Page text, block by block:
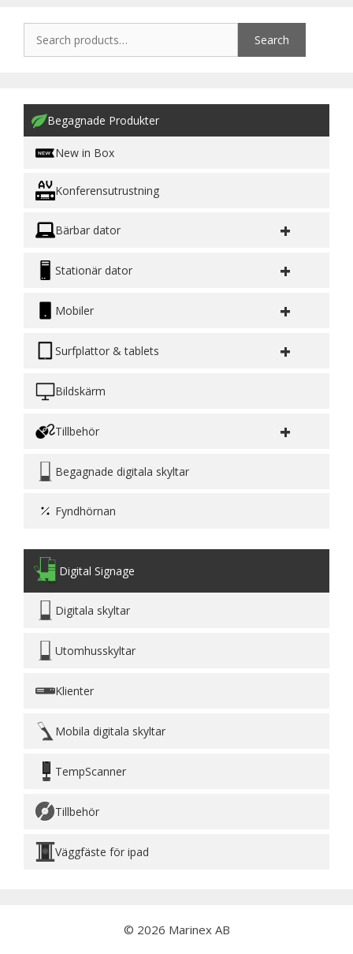
Search
Begagnade Produkter
New in Box
Konferensutrustning
Bärbar dator +
Stationär dator +
Mobiler +
Surfplattor & tablets +
Bildskärm
Tillbehör +
Begagnade digitala skyltar
Fyndhörnan
Digital Signage
Digitala skyltar
Utomhusskyltar
Klienter
Mobila digitala skyltar
TempScanner
Tillbehör
Väggfäste för ipad
© 2026 Marinex AB